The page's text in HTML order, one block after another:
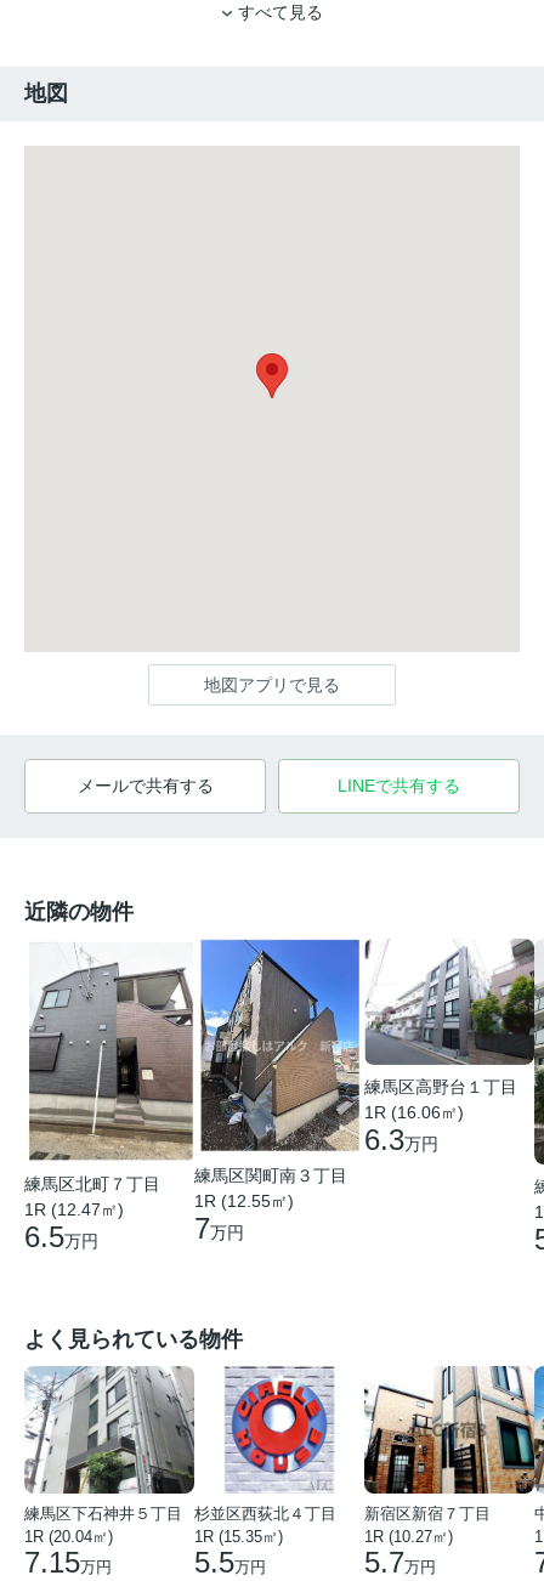
すべて見る
地図
地図アプリで見る
メールで共有する LINEで共有する
近隣の物件
練馬区北町７丁目
1R (12.47㎡)
6.5万円
練馬区関町南３丁目
1R (12.55㎡)
7万円
練馬区高野台１丁目
1R (16.06㎡)
6.3万円
よく見られている物件
練馬区下石神井５丁目
1R (20.04㎡)
7.15万円
杉並区西荻北４丁目
1R (15.35㎡)
5.5万円
新宿区新宿７丁目
1R (10.27㎡)
5.7万円